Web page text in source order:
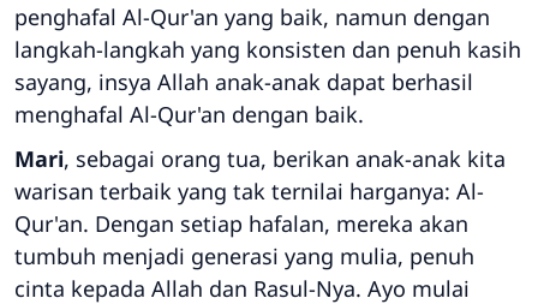
penghafal Al-Qur'an yang baik, namun dengan
langkah-langkah yang konsisten dan penuh kasih
sayang, insya Allah anak-anak dapat berhasil
menghafal Al-Qur'an dengan baik.
Mari, sebagai orang tua, berikan anak-anak kita
warisan terbaik yang tak ternilai harganya: Al-
Qur'an. Dengan setiap hafalan, mereka akan
tumbuh menjadi generasi yang mulia, penuh
cinta kepada Allah dan Rasul-Nya. Ayo mulai